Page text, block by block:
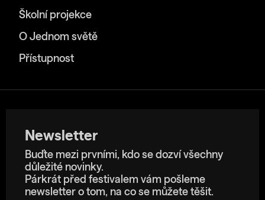
Školní projekce
O Jednom světě
Přístupnost
Newsletter
Buďte mezi prvními, kdo se dozví všechny
důležité novinky.
Párkrát před festivalem vám pošleme
newsletter o tom, na co se můžete těšit.